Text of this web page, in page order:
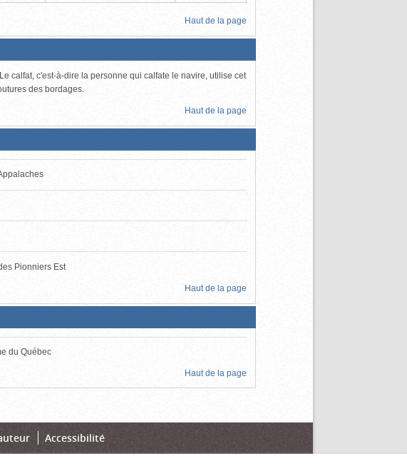
Haut de la page
calfat, c'est-à-dire la personne qui calfate le navire, utilise cet
des bordages.
Haut de la page
Pionniers Est
Haut de la page
du Québec
Haut de la page
Accessibilité